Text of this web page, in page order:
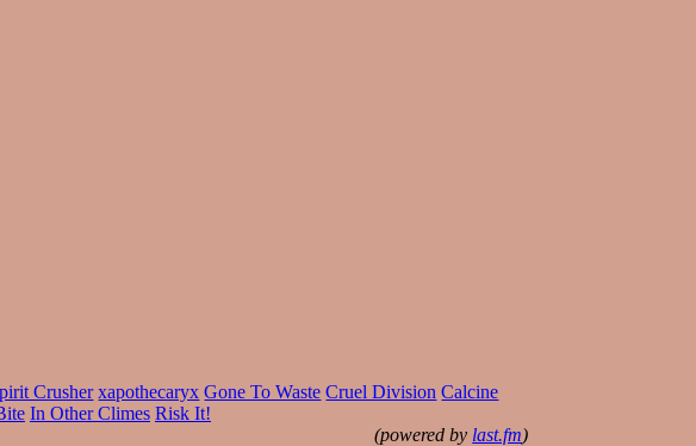
Crusher xapothecaryx Gone To Waste Cruel Division Calcine
In Other Climes Risk It!
(powered by last.fm)